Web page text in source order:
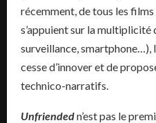
récemment, de tous les
s’appuient sur la multiplicité
surveillance, smartphone…),
cesse d’innover et de
technico-narratifs.
Unfriendedn’est pas le